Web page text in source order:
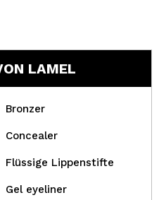
LAMEL
Bronzer
Concealer
Flüssige Lippenstifte
Gel eyeliner